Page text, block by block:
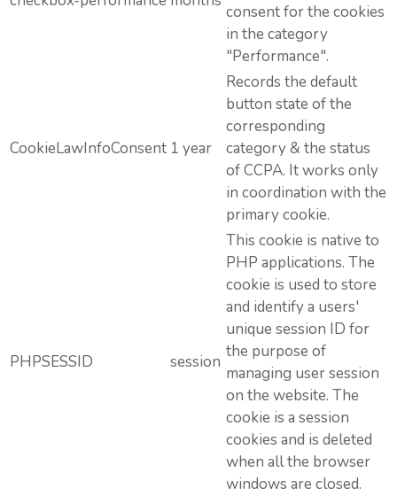
consent for the cookies
in the category
"Performance".
CookieLawInfoConsent 1 year
Records the default
button state of the
corresponding
category & the status
of CCPA. It works only
in coordination with the
primary cookie.
PHPSESSID session
This cookie is native to
PHP applications. The
cookie is used to store
and identify a users'
unique session ID for
the purpose of
managing user session
on the website. The
cookie is a session
cookies and is deleted
when all the browser
windows are closed.